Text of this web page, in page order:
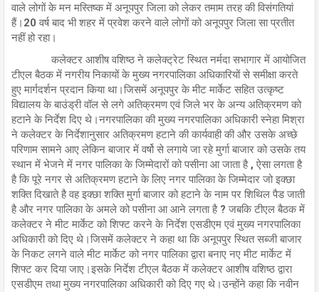
वाले लोगों के मन मस्तिष्क में अनूपपुर जिला को लेकर तमाम तरह की विसंगतियां
हैं।20 वर्ष बाद भी शहर में प्रवेश करने वाले लोगों को अनूपपुर जिला सा प्रतीत
नहीं हो रहा।
कलेक्टर आशीष वशिष्ठ ने कलेक्ट्रेट स्थित नर्मदा सभागार में आयोजित
टीएल बैठक में नगरीय निकायों के मुख्य नगरपालिका अधिकारियों से समीक्षा करते
हुए मार्गदर्शन प्रदान किया था।जिसमें अनूपपुर के मीट मार्केट सहित उत्कृष्ट
विद्यालय के बाउंड्री वॉल से लगे अतिक्रमण एवं जिले भर के अन्य अतिक्रमण को
हटाने के निर्देश दिए थे।नगरपालिका की मुख्य नगरपालिका अधिकारी स्नेहा मिश्रा
ने कलेक्टर के निर्देशानुसार अतिक्रमण हटाने की कार्यवाही की और उसके अच्छे
परिणाम सामने आए लेकिन बाजार में वर्षो से लगाये जा रहे मुर्गा बाजार को उसके तय
स्थान में भेजने में नगर पालिका के जिम्मेदारों को पसीना आ जाता है , ऐसा लगता है
है कि पूरे नगर से अतिक्रमण हटाने के लिए नगर पालिका के जिम्मेदार जो इक्छा
शक्ति दिखाते है वह इक्छा शक्ति मुर्गा बाजार को हटाने के नाम पर शिथिल पैड जाती
है और नगर पालिका के अमले को पसीना आ आने लगता है ? जबकि टीएल बैठक में
कलेक्टर ने मीट मार्केट को शिफ्ट करने के निर्देश एसडीएम एवं मुख्य नगरपालिका
अधिकारी को दिए थे।जिसमें कलेक्टर ने कहा था कि अनूपपुर स्थित सब्जी बाजार
के निकट लगने वाले मीट मार्केट को नगर पालिका द्वारा बनाए नए मीट मार्केट में
शिफ्ट कर दिया जाए।इसके निर्देश टीएल बैठक में कलेक्टर आशीष वशिष्ठ द्वारा
एसडीएम तथा मुख्य नगरपालिका अधिकारी को दिए गए थे।उन्होंने कहा कि नवीन